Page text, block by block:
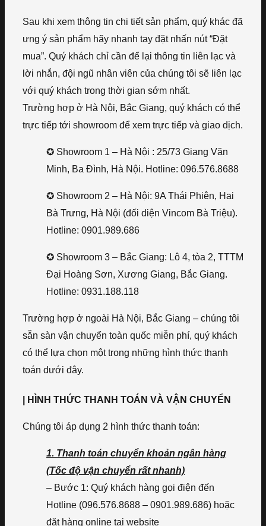
Sau khi xem thông tin chi tiết sản phẩm, quý khác đã
ưng ý sản phẩm hãy nhanh tay đặt nhấn nút “Đặt
mua”. Quý khách chỉ cần để lại thông tin liên lạc và
lời nhắn, đội ngũ nhân viên của chúng tôi sẽ liên lạc
với quý khách trong thời gian sớm nhất.
Trường hợp ở Hà Nội, Bắc Giang, quý khách có thể
trực tiếp tới showroom để xem trực tiếp và giao dịch.
✪ Showroom 1 – Hà Nội : 25/73 Giang Văn
Minh, Ba Đình, Hà Nội. Hotline: 096.576.8688
✪ Showroom 2 – Hà Nội: 9A Thái Phiên, Hai
Bà Trưng, Hà Nội (đối diện Vincom Bà Triệu).
Hotline: 0901.989.686
✪ Showroom 3 – Bắc Giang: Lô 4, tòa 2, TTTM
Đại Hoàng Sơn, Xương Giang, Bắc Giang.
Hotline: 0931.188.118
Trường hợp ở ngoài Hà Nội, Bắc Giang – chúng tôi
sẵn sàn vận chuyển toàn quốc miễn phí, quý khách
có thể lựa chọn một trong những hình thức thanh
toán dưới đây.
| HÌNH THỨC THANH TOÁN VÀ VẬN CHUYỂN
Chúng tôi áp dụng 2 hình thức thanh toán:
1. Thanh toán chuyển khoản ngân hàng
(Tốc độ vận chuyển rất nhanh)
– Bước 1: Quý khách hàng gọi điện đến
Hotline (096.576.8688 – 0901.989.686) hoặc
đặt hàng online tại website